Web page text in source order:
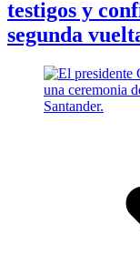
testigos y
segunda